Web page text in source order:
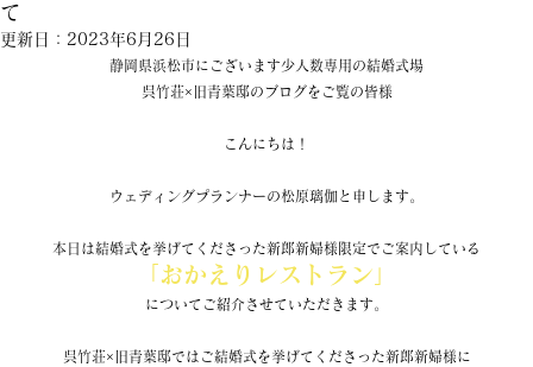
て
更新日： 2023年6月26日
静岡県浜松市にございます少人数専用の結婚式場
呉竹荘×旧青葉邸のブログをご覧の皆様
こんにちは！
ウェディングプランナーの松原璃伽と申します。
本日は結婚式を挙げてくださった新郎新婦様限定でご案内している
「おかえりレストラン」
についてご紹介させていただきます。
呉竹荘×旧青葉邸ではご結婚式を挙げてくださった新郎新婦様に